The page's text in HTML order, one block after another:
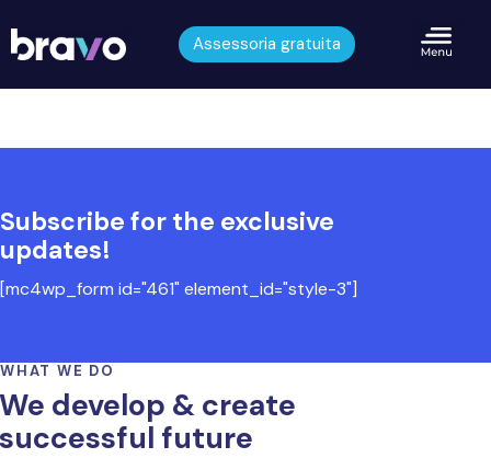
Assessoria gratuita
Subscribe for the exclusive
updates!
[mc4wp_form id="461" element_id="style-3"]
WHAT WE DO
We develop & create
successful future